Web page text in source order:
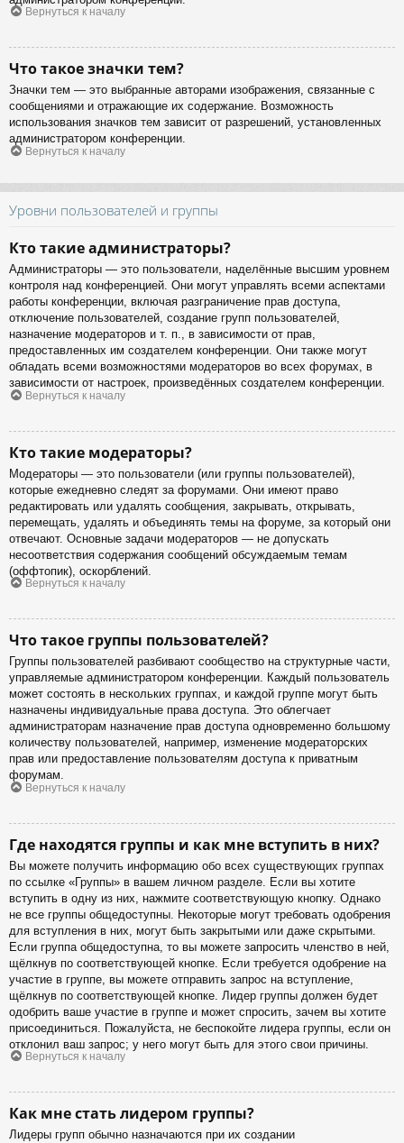
Вернуться к началу
Что такое значки тем?
Значки тем — это выбранные авторами изображения, связанные с
сообщениями и отражающие их содержание. Возможность
использования значков тем зависит от разрешений, установленных
администратором конференции.
Вернуться к началу
Уровни пользователей и группы
Кто такие администраторы?
Администраторы — это пользователи, наделённые высшим уровнем
контроля над конференцией. Они могут управлять всеми аспектами
работы конференции, включая разграничение прав доступа,
отключение пользователей, создание групп пользователей,
назначение модераторов и т. п., в зависимости от прав,
предоставленных им создателем конференции. Они также могут
обладать всеми возможностями модераторов во всех форумах, в
зависимости от настроек, произведённых создателем конференции.
Вернуться к началу
Кто такие модераторы?
Модераторы — это пользователи (или группы пользователей),
которые ежедневно следят за форумами. Они имеют право
редактировать или удалять сообщения, закрывать, открывать,
перемещать, удалять и объединять темы на форуме, за который они
отвечают. Основные задачи модераторов — не допускать
несоответствия содержания сообщений обсуждаемым темам
(оффтопик), оскорблений.
Вернуться к началу
Что такое группы пользователей?
Группы пользователей разбивают сообщество на структурные части,
управляемые администратором конференции. Каждый пользователь
может состоять в нескольких группах, и каждой группе могут быть
назначены индивидуальные права доступа. Это облегчает
администраторам назначение прав доступа одновременно большому
количеству пользователей, например, изменение модераторских
прав или предоставление пользователям доступа к приватным
форумам.
Вернуться к началу
Где находятся группы и как мне вступить в них?
Вы можете получить информацию обо всех существующих группах
по ссылке «Группы» в вашем личном разделе. Если вы хотите
вступить в одну из них, нажмите соответствующую кнопку. Однако
не все группы общедоступны. Некоторые могут требовать одобрения
для вступления в них, могут быть закрытыми или даже скрытыми.
Если группа общедоступна, то вы можете запросить членство в ней,
щёлкнув по соответствующей кнопке. Если требуется одобрение на
участие в группе, вы можете отправить запрос на вступление,
щёлкнув по соответствующей кнопке. Лидер группы должен будет
одобрить ваше участие в группе и может спросить, зачем вы хотите
присоединиться. Пожалуйста, не беспокойте лидера группы, если он
отклонил ваш запрос; у него могут быть для этого свои причины.
Вернуться к началу
Как мне стать лидером группы?
Лидеры групп обычно назначаются при их создании